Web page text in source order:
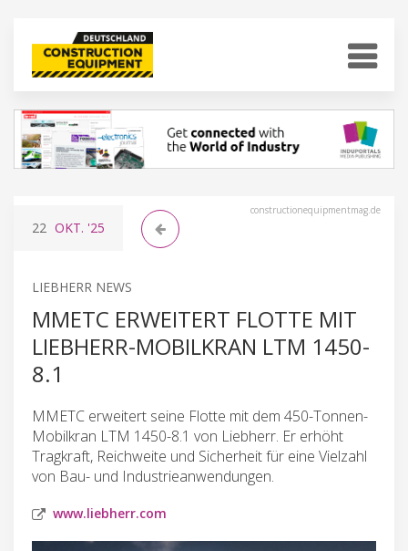
constructionequipmentmag.de
22 OKT. '25
LIEBHERR NEWS
MMETC ERWEITERT FLOTTE MIT
LIEBHERR-MOBILKRAN LTM 1450-
8.1
MMETC erweitert seine Flotte mit dem 450-Tonnen-
Mobilkran LTM 1450-8.1 von Liebherr. Er erhöht
Tragkraft, Reichweite und Sicherheit für eine Vielzahl
von Bau- und Industrieanwendungen.
www.liebherr.com